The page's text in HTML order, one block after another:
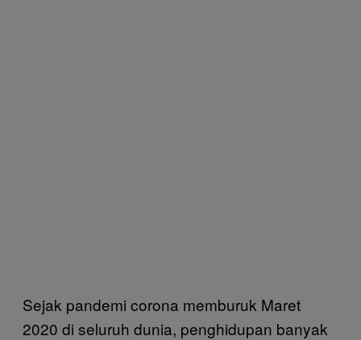
Sejak pandemi corona memburuk Maret
2020 di seluruh dunia, penghidupan banyak